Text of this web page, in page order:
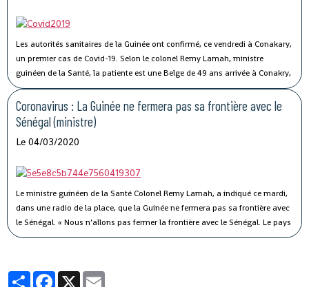
Les autorités sanitaires de la Guinée ont confirmé, ce vendredi à Conakary,
un premier cas de Covid-19. Selon le colonel Remy Lamah, ministre
guinéen de la Santé, la patiente est une Belge de 49 ans arrivée à Conakry,
il y a une semaine. « Elle a été conduite et isolée au Centre de traitement de
Nongo », a-t-il indiqué.
Coronavirus : La Guinée ne fermera pas sa frontière avec le
Sénégal (ministre)
Le 04/03/2020
Le ministre guinéen de la Santé Colonel Remy Lamah, a indiqué ce mardi,
dans une radio de la place, que la Guinée ne fermera pas sa frontière avec
le Sénégal. « Nous n’allons pas fermer la frontière avec le Sénégal. Le pays
est signataire du règlement sanitaire international. Ce n’est pas parce que
prises pour éviter ce virus en Guinée.
PartagerFacebook
X